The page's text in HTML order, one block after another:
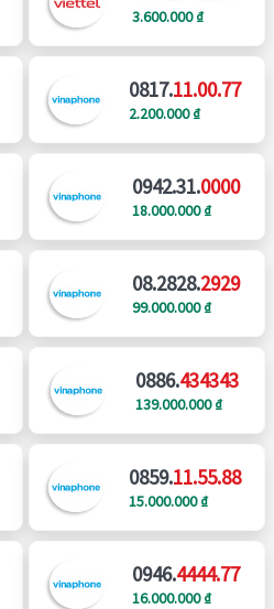
3.600.000 ₫
0817.11.00.77
2.200.000 ₫
0942.31.0000
18.000.000 ₫
08.2828.2929
99.000.000 ₫
0886.434343
139.000.000 ₫
0859.11.55.88
15.000.000 ₫
0946.4444.77
16.000.000 ₫